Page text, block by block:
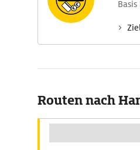
Routen nach